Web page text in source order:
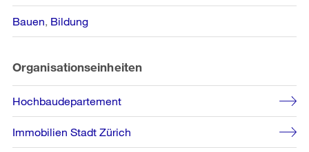
Bauen Bildung
Organisationseinheiten
Hochbaudepartement
Immobilien Stadt Zürich